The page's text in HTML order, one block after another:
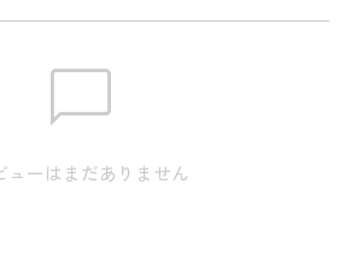
/ 身幅43.0 / 裾巾42.0 /
/ 身幅46.0 / 裾巾45.0 /
ューはまだありません